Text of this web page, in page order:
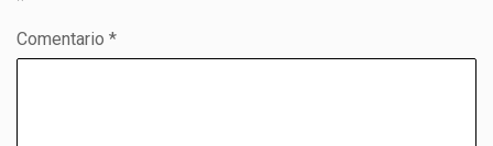
Comentario *